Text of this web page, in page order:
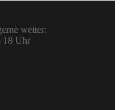
weiter:
18 Uhr